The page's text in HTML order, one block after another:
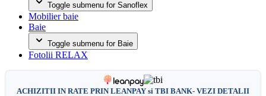
Toggle submenu for Sanoflex
Mobilier baie
Baie
Toggle submenu for Baie
Fotolii RELAX
ACHIZITII IN RATE PRIN LEANPAY si TBI BANK- VEZI DETALII